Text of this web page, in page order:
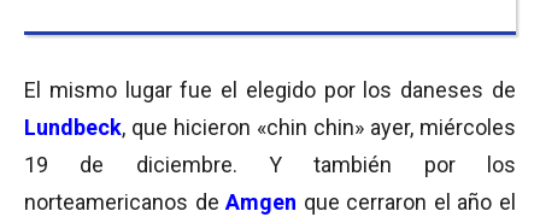
El mismo lugar fue el elegido por los daneses de
Lundbeck, que hicieron «chin chin» ayer, miércoles
19 de diciembre. Y también por los
norteamericanos deAmgen que cerraron el año el